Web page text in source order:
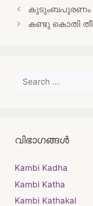
Post
navigation
കുടുംബപുരണം
കണ്ടു കൊതി
Search
for:
വിഭാഗങ്ങൾ
Kambi Kadha
Kambi Katha
Kambi Kathakal